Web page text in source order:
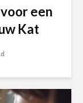
een
Kat